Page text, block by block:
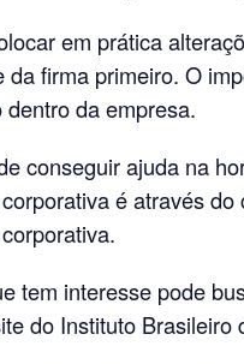
em prática
da firma primeiro. O
dentro da empresa.
conseguir ajuda na
é através
tem interesse pode
do Instituto Brasileiro